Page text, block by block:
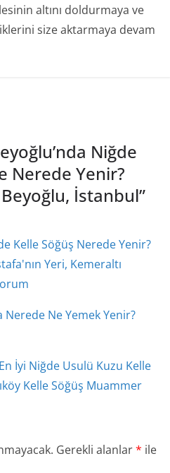
altını doldurmaya ve
size aktarmaya devam
Niğde
Nerede Yenir?
İstanbul”
Kelle Söğüş Nerede Yenir?
Yeri, Kemeraltı
Nerede Ne Yemek Yenir?
İyi Niğde Usulü Kuzu Kelle
Kelle Söğüş Muammer
Gerekli alanlar* ile